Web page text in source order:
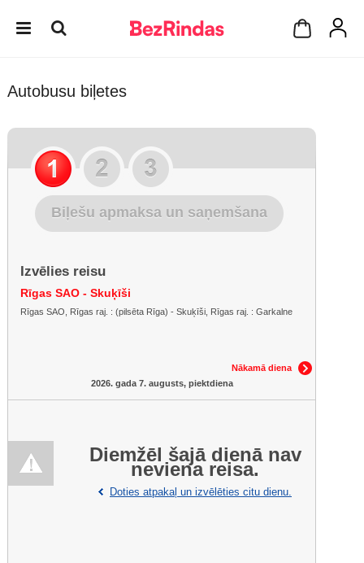
Autobusu biļetes
Biļešu apmaksa un saņemšana
Izvēlies reisu
Rīgas SAO - Skuķīši
Rīgas SAO, Rīgas raj. : (pilsēta Rīga) - Skuķīši, Rīgas raj. : Garkalne
Nākamā diena
2026. gada 7. augusts, piektdiena
Diemžēl šajā dienā nav
neviena reisa.
Doties atpakaļ un izvēlēties citu dienu.